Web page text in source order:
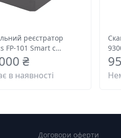
реєстратор
FP-101 Smart с
DPD-204
₴
в наявності
Договори оферти